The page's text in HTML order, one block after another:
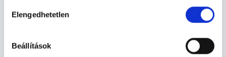
szabályzat:https://foglaljorvost.hu/info/foglaljorvost-
kiválasztása
Elengedhetetlen
Beállítások
Urológia TERÜLETHEZ KAPCSOLÓDÓ